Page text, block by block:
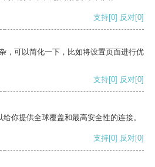
支持[0] 反对[0]
，可以简化一下，比如将设置页面进行优
支持[0] 反对[0]
你提供全球覆盖和最高安全性的连接。
支持[0] 反对[0]